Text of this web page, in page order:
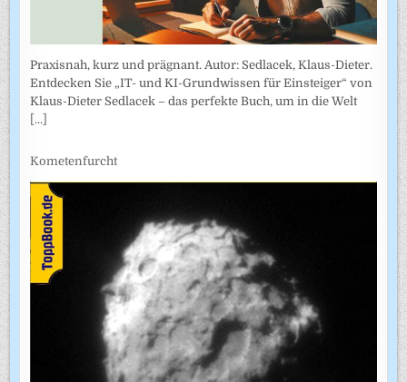
Praxisnah, kurz und prägnant. Autor: Sedlacek, Klaus-Dieter.
Entdecken Sie „IT- und KI-Grundwissen für Einsteiger“ von
Klaus-Dieter Sedlacek – das perfekte Buch, um in die Welt
[...]
Kometenfurcht